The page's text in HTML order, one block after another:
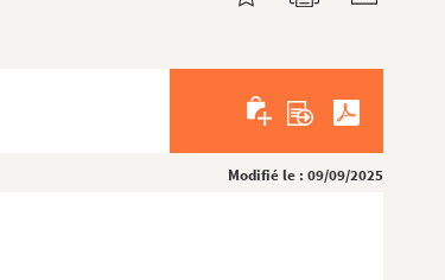
Modifié le : 09/09/2025